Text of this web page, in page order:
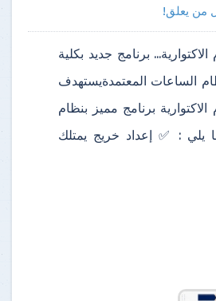
من يعلق!
برنامج جديد بكلية
الساعات المعتمدةيستهدف
الاكتوارية برنامج مميز بنظام
يلي : ✅️ إعداد خريج يمتلك